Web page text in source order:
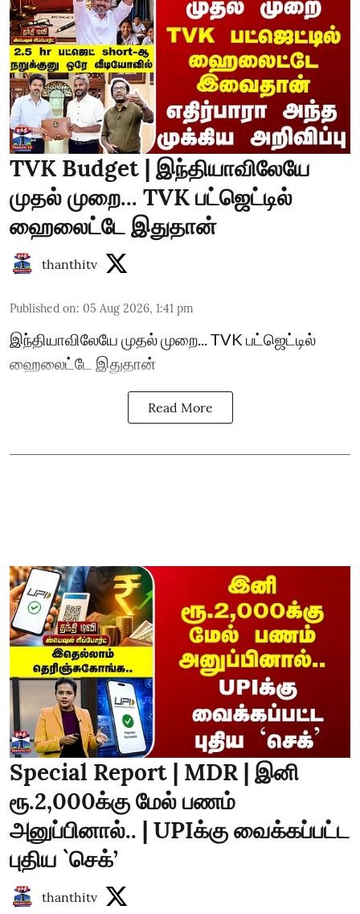
TVK Budget | இந்தியாவிலேயே
முதல் முறை... TVK பட்ஜெட்டில்
ஹைலைட்டே இதுதான்
thanthitv
Published on: 05 Aug 2026, 1:41 pm
இந்தியாவிலேயே முதல் முறை... TVK பட்ஜெட்டில்
ஹைலைட்டே இதுதான்
Read More
Special Report | MDR | இனி
ரூ.2,000க்கு மேல் பணம்
அனுப்பினால்.. | UPIக்கு வைக்கப்பட்ட
புதிய `செக்’
thanthitv